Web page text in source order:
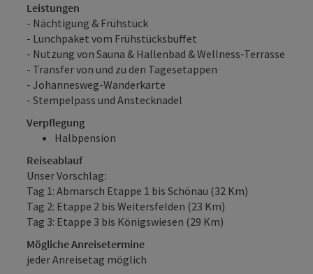
Leistungen
- Nächtigung & Frühstück
- Lunchpaket vom Frühstücksbuffet
- Nutzung von Sauna & Hallenbad & Wellness-Terrasse
- Transfer von und zu den Tagesetappen
- Johannesweg-Wanderkarte
- Stempelpass und Anstecknadel
Verpflegung
Halbpension
Reiseablauf
Unser Vorschlag:
Tag 1: Abmarsch Etappe 1 bis Schönau (32 Km)
Tag 2: Etappe 2 bis Weitersfelden (23 Km)
Tag 3: Etappe 3 bis Königswiesen (29 Km)
Mögliche Anreisetermine
jeder Anreisetag möglich